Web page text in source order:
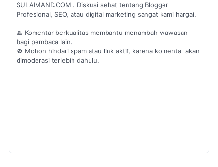
SULAIMAND.COM . Diskusi sehat tentang Blogger
Profesional, SEO, atau digital marketing sangat kami hargai.
🙏 Komentar berkualitas membantu menambah wawasan
bagi pembaca lain.
🚫 Mohon hindari spam atau link aktif, karena komentar akan
dimoderasi terlebih dahulu.